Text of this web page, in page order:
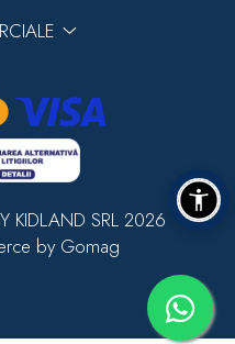
KIDLAND SRL 2026
by Gomag